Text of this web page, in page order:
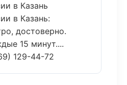
в Казань
в Казань:
достоверно.
15 минут....
129-44-72